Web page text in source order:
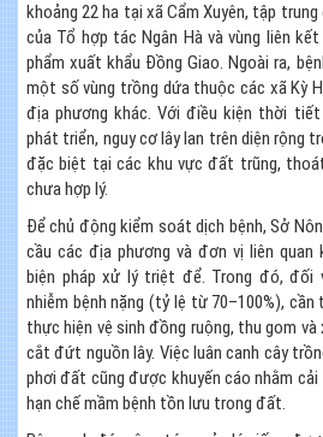
khoảng 22 ha tại xã Cẩm Xuyên, tập
của Tổ hợp tác Ngân Hà và vùng liên
phẩm xuất khẩu Đồng Giao. Ngoài ra,
một số vùng trồng dứa thuộc các xã Kỳ
địa phương khác. Với điều kiện thời
phát triển, nguy cơ lây lan trên diện rộng
đặc biệt tại các khu vực đất trũng,
chưa hợp lý.
Để chủ động kiểm soát dịch bệnh, Sở
cầu các địa phương và đơn vị liên quan
biện pháp xử lý triệt để. Trong đó, đối
nhiễm bệnh nặng (tỷ lệ từ 70–100%),
thực hiện vệ sinh đồng ruộng, thu gom và
cắt đứt nguồn lây. Việc luân canh cây
phơi đất cũng được khuyến cáo nhằm
hạn chế mầm bệnh tồn lưu trong đất.